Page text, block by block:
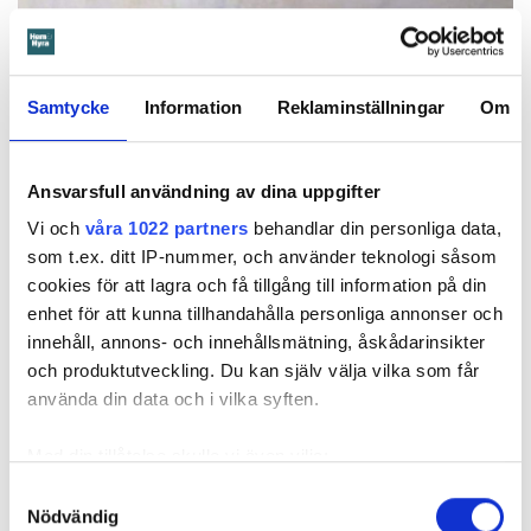
Samtycke Information Reklaminställningar Om
Ansvarsfull användning av dina uppgifter
Vi och våra 1022 partners behandlar din personliga data,
som t.ex. ditt IP-nummer, och använder teknologi såsom
cookies för att lagra och få tillgång till information på din
enhet för att kunna tillhandahålla personliga annonser och
innehåll, annons- och innehållsmätning, åskådarinsikter
och produktutveckling. Du kan själv välja vilka som får
använda din data och i vilka syften.
som kan ha en noggrannhet på upp till flera meter
Nödvändig
Foto: Hyresnämnden
Foto: Hyresnämnden
Hyresgästen borde ha upptäckt och larmat om glipan i duschväggen, menar
domstolarna.
Hyresgästen själv menar att hyresvärden under hela den tid
han bott där varken gjort några inspektioner eller något
sprickan har kunnat uppstå. Sprickan var heller inte så lätt